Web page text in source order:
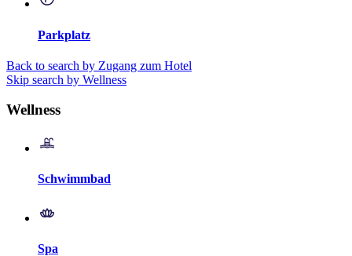
Parkplatz
Back to search by Zugang zum Hotel
Skip search by Wellness
Wellness
Schwimmbad
Spa